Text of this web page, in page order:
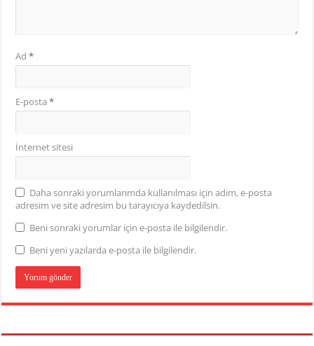
Ad*
E-posta*
İnternet sitesi
Daha sonraki yorumlarımda kullanılması için adım, e-posta
adresim ve site adresim bu tarayıcıya kaydedilsin.
Beni sonraki yorumlar için e-posta ile bilgilendir.
Beni yeni yazılarda e-posta ile bilgilendir.